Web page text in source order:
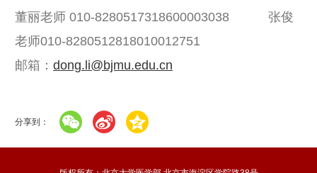
董丽老师 010-8280517318600003038 张俊
老师010-8280512818010012751
邮箱： dong.li@bjmu.edu.cn
分享到：